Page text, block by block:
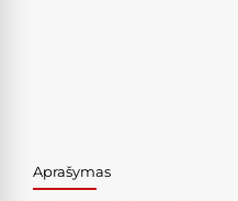
Aprašymas